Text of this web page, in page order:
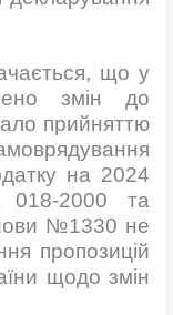
що у
змін до
прийняттю
на 2024
018-2000 та
№1330 не
пропозицій
щодо змін